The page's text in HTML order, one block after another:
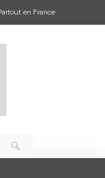
en France